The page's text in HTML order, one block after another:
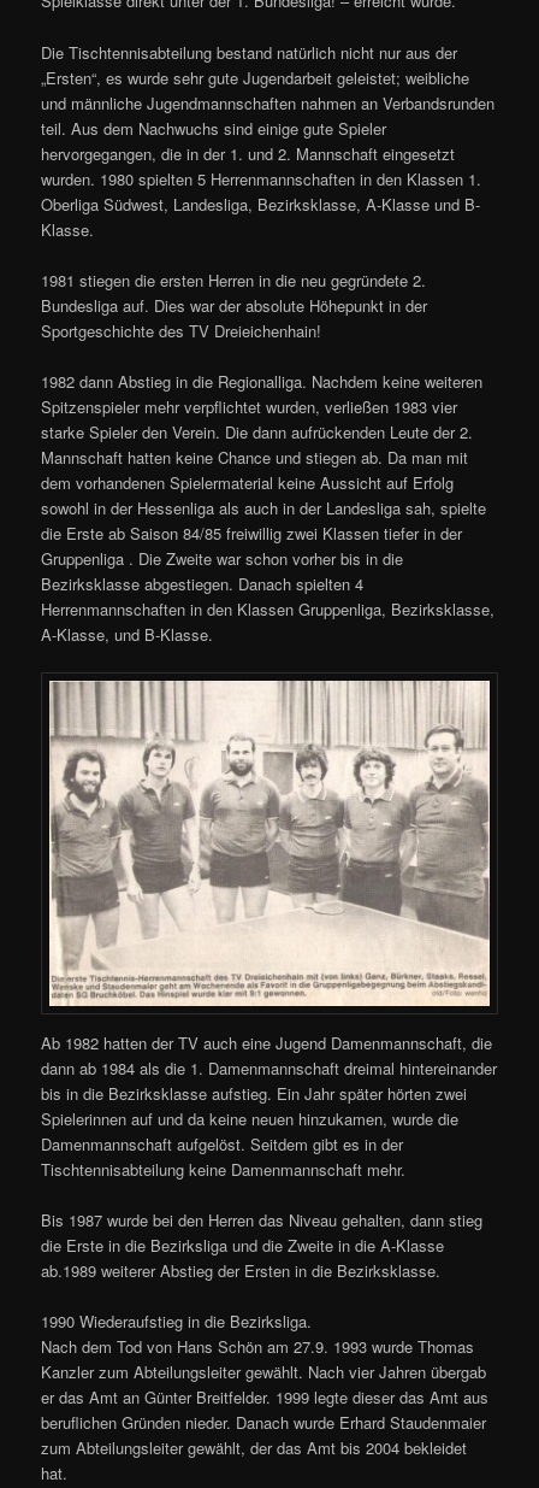
Die Tischtennisabteilung bestand natürlich nicht nur aus der
„Ersten“, es wurde sehr gute Jugendarbeit geleistet; weibliche
und männliche Jugendmannschaften nahmen an Verbandsrunden
teil. Aus dem Nachwuchs sind einige gute Spieler
hervorgegangen, die in der 1. und 2. Mannschaft eingesetzt
wurden. 1980 spielten 5 Herrenmannschaften in den Klassen 1.
Oberliga Südwest, Landesliga, Bezirksklasse, A-Klasse und B-
Klasse.
1981 stiegen die ersten Herren in die neu gegründete 2.
Bundesliga auf. Dies war der absolute Höhepunkt in der
Sportgeschichte des TV Dreieichenhain!
1982 dann Abstieg in die Regionalliga. Nachdem keine weiteren
Spitzenspieler mehr verpflichtet wurden, verließen 1983 vier
starke Spieler den Verein. Die dann aufrückenden Leute der 2.
Mannschaft hatten keine Chance und stiegen ab. Da man mit
dem vorhandenen Spielermaterial keine Aussicht auf Erfolg
sowohl in der Hessenliga als auch in der Landesliga sah, spielte
die Erste ab Saison 84/85 freiwillig zwei Klassen tiefer in der
Gruppenliga . Die Zweite war schon vorher bis in die
Bezirksklasse abgestiegen. Danach spielten 4
Herrenmannschaften in den Klassen Gruppenliga, Bezirksklasse,
A-Klasse, und B-Klasse.
Ab 1982 hatten der TV auch eine Jugend Damenmannschaft, die
dann ab 1984 als die 1. Damenmannschaft dreimal hintereinander
bis in die Bezirksklasse aufstieg. Ein Jahr später hörten zwei
Spielerinnen auf und da keine neuen hinzukamen, wurde die
Damenmannschaft aufgelöst. Seitdem gibt es in der
Tischtennisabteilung keine Damenmannschaft mehr.
Bis 1987 wurde bei den Herren das Niveau gehalten, dann stieg
die Erste in die Bezirksliga und die Zweite in die A-Klasse
ab.1989 weiterer Abstieg der Ersten in die Bezirksklasse.
1990 Wiederaufstieg in die Bezirksliga.
Nach dem Tod von Hans Schön am 27.9. 1993 wurde Thomas
Kanzler zum Abteilungsleiter gewählt. Nach vier Jahren übergab
er das Amt an Günter Breitfelder. 1999 legte dieser das Amt aus
beruflichen Gründen nieder. Danach wurde Erhard Staudenmaier
zum Abteilungsleiter gewählt, der das Amt bis 2004 bekleidet
hat.